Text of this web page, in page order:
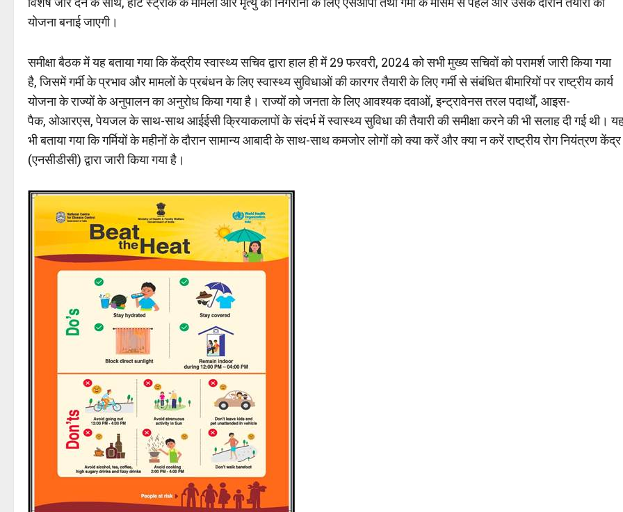
योजना बनाई जाएगी।
समीक्षा बैठक में यह बताया गया कि केंद्रीय स्वास्थ्य सचिव द्वारा हाल ही में 29 फरवरी, 2024 को सभी मुख्य सचिवों को परामर्श जारी किया गया
है, जिसमें गर्मी के प्रभाव और मामलों के प्रबंधन के लिए स्वास्थ्य सुविधाओं की कारगर तैयारी के लिए गर्मी से संबंधित बीमारियों पर राष्ट्रीय कार्य
योजना के राज्यों के अनुपालन का अनुरोध किया गया है। राज्यों को जनता के लिए आवश्यक दवाओं, इन्ट्रावेनस तरल पदार्थों, आइस-
पैक, ओआरएस, पेयजल के साथ-साथ आईईसी क्रियाकलापों के संदर्भ में स्वास्थ्य सुविधा की तैयारी की समीक्षा करने की भी सलाह दी गई थी।
भी बताया गया कि गर्मियों के महीनों के दौरान सामान्य आबादी के साथ-साथ कमजोर लोगों को क्या करें और क्या न करें राष्ट्रीय रोग नियंत्रण केंद्र
(एनसीडीसी) द्वारा जारी किया गया है।